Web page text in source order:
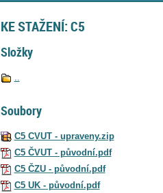
KE STAŽENÍ: C5
Složky
..
Soubory
C5 CVUT - upraveny.zip
C5 ČVUT - původní.pdf
C5 ČZU - původní.pdf
C5 UK - původní.pdf